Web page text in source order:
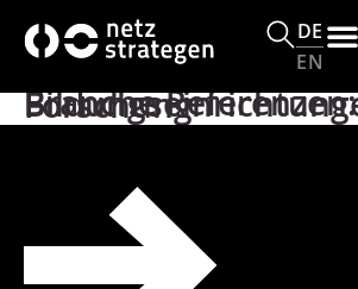
springen
DE
EN
Branche Referenzen:
Bildungseinrichtungen und Forschung